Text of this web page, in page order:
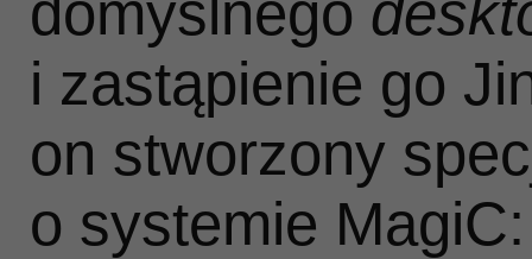
domyślnego
i zastąpienie go
on stworzony
o systemie